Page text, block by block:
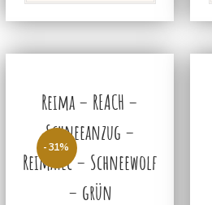
-31%
Reima – REACH –
Schneeanzug –
Reimatec – Schneewolf
– grün